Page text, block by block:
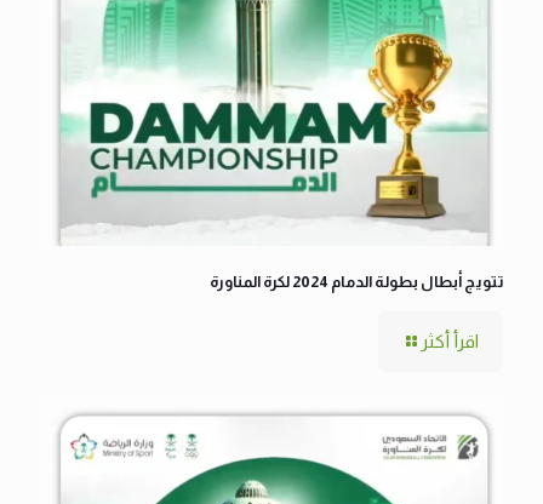
تتويج أبطال بطولة الدمام 2024 لكرة المناورة
اقرأ أكثر